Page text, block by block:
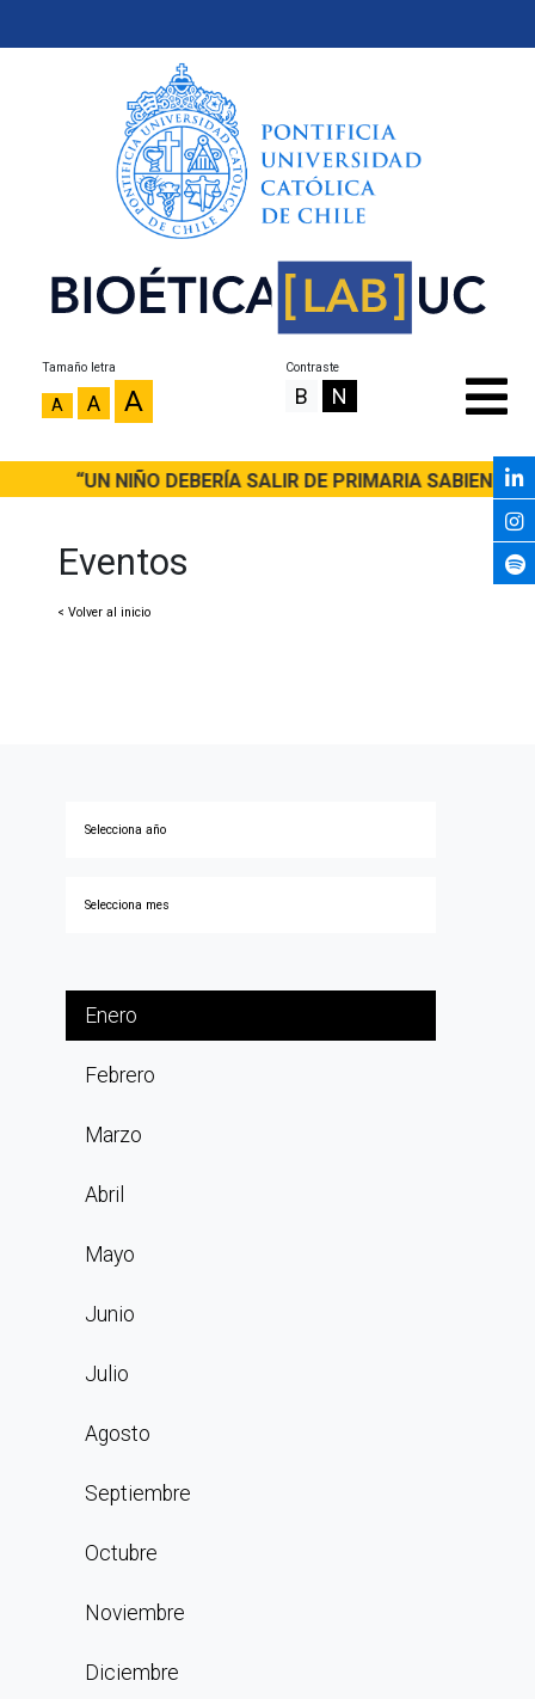
Tamaño letra
A A A
Contraste
B N
“UN NIÑO DEBERÍA SALIR DE PRIMARIA SABIENDO
Eventos
< Volver al inicio
Enero
Febrero
Marzo
Abril
Mayo
Junio
Julio
Agosto
Septiembre
Octubre
Noviembre
Diciembre